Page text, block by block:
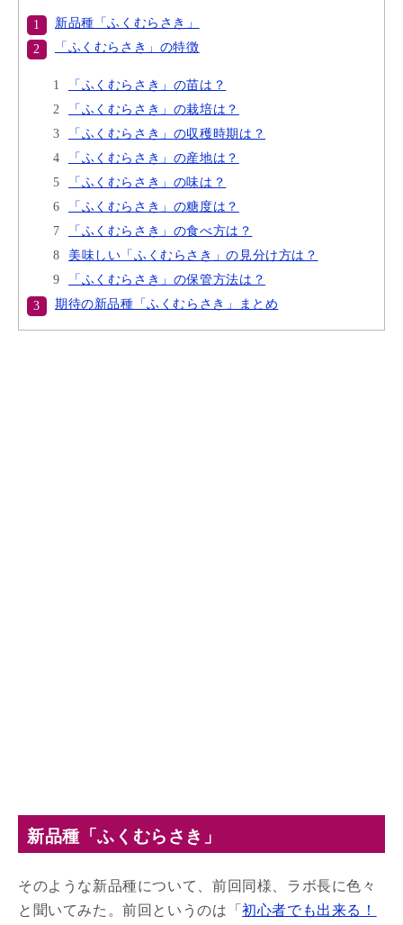
新品種「ふくむらさき」
「ふくむらさき」の特徴
「ふくむらさき」の苗は？
「ふくむらさき」の栽培は？
「ふくむらさき」の収穫時期は？
「ふくむらさき」の産地は？
「ふくむらさき」の味は？
「ふくむらさき」の糖度は？
「ふくむらさき」の食べ方は？
美味しい「ふくむらさき」の見分け方は？
「ふくむらさき」の保管方法は？
期待の新品種「ふくむらさき」まとめ
新品種「ふくむらさき」
そのような新品種について、前回同様、ラボ長に色々
と聞いてみた。前回というのは「初心者でも出来る！